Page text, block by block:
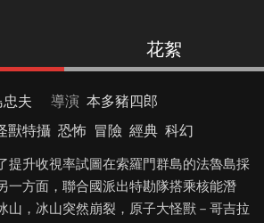
花絮
忠夫 導演 本多豬四郎
獸特攝 恐怖 冒險 經典 科幻
提升收視率試圖在索羅門群島的法魯島採
一方面，聯合國派出特勘隊搭乘核能潛
山，冰山突然崩裂，原子大怪獸－哥吉拉